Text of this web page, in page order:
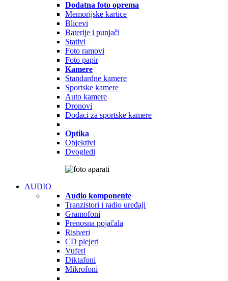
Dodatna foto oprema
Memorijske kartice
Blicevi
Baterije i punjači
Stativi
Foto ramovi
Foto papir
Kamere
Standardne kamere
Sportske kamere
Auto kamere
Dronovi
Dodaci za sportske kamere
Optika
Objektivi
Dvogledi
AUDIO
Audio komponente
Tranzistori i radio uređaji
Gramofoni
Prenosna pojačala
Risiveri
CD plejeri
Vuferi
Diktafoni
Mikrofoni